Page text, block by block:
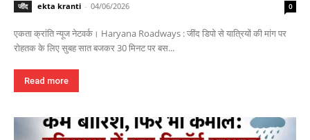
जींद ekta kranti - 04/06/2026 0
एकता क्रांति न्यूज नेटवर्क। Haryana Roadways : जींद डिपो से यात्रियों की मांग पर
रोहतक के लिए सुबह सात बजकर 30 मिनट पर बस...
Read more